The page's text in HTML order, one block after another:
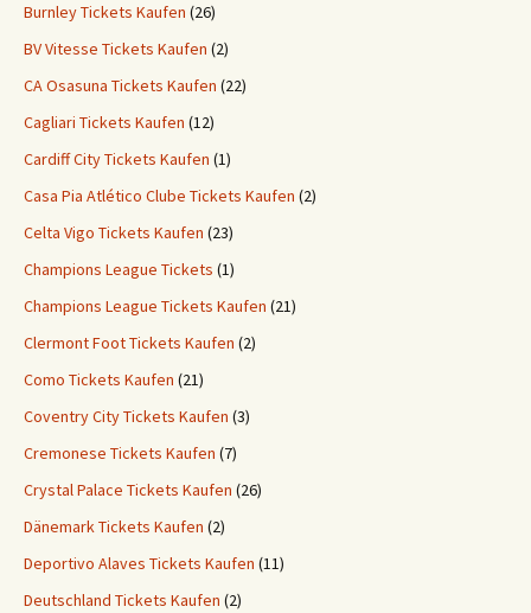
Burnley Tickets Kaufen (26)
BV Vitesse Tickets Kaufen (2)
CA Osasuna Tickets Kaufen (22)
Cagliari Tickets Kaufen (12)
Cardiff City Tickets Kaufen (1)
Casa Pia Atlético Clube Tickets Kaufen (2)
Celta Vigo Tickets Kaufen (23)
Champions League Tickets (1)
Champions League Tickets Kaufen (21)
Clermont Foot Tickets Kaufen (2)
Como Tickets Kaufen (21)
Coventry City Tickets Kaufen (3)
Cremonese Tickets Kaufen (7)
Crystal Palace Tickets Kaufen (26)
Dänemark Tickets Kaufen (2)
Deportivo Alaves Tickets Kaufen (11)
Deutschland Tickets Kaufen (2)